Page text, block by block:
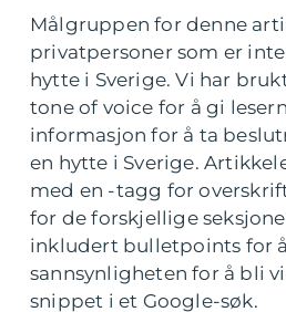
Målgruppen for denne
privatpersoner som er
hytte i Sverige. Vi har
tone of voice for å gi
informasjon for å ta
en hytte i Sverige.
med en -tagg for
for de forskjellige
inkludert bulletpoints for
sannsynligheten for å bli
snippet i et Google-søk.